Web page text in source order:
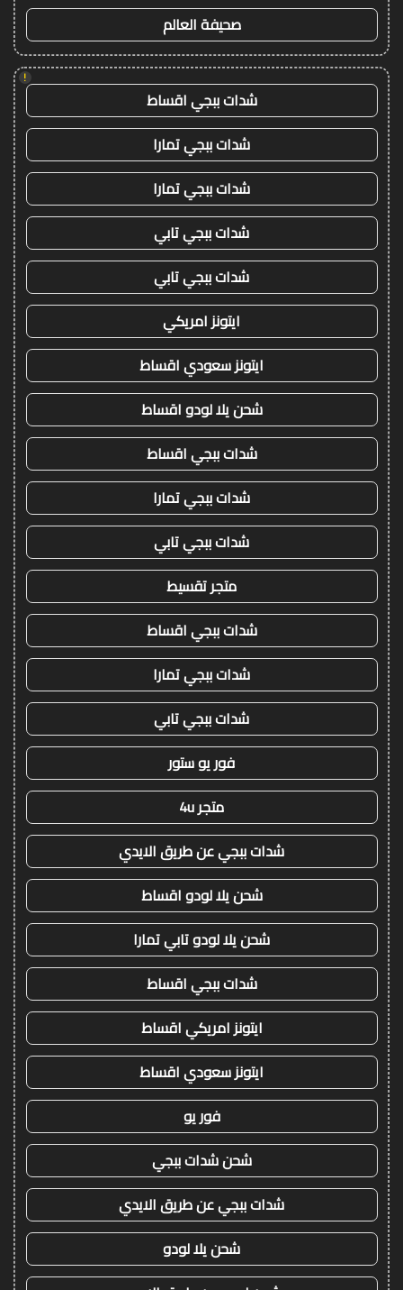
صحيفة العالم
!
شدات ببجي اقساط
شدات ببجي تمارا
شدات ببجي تمارا
شدات ببجي تابي
شدات ببجي تابي
ايتونز امريكي
ايتونز سعودي اقساط
شحن يلا لودو اقساط
شدات ببجي اقساط
شدات ببجي تمارا
شدات ببجي تابي
متجر تقسيط
شدات ببجي اقساط
شدات ببجي تمارا
شدات ببجي تابي
فور يو ستور
متجر 4u
شدات ببجي عن طريق الايدي
شحن يلا لودو اقساط
شحن يلا لودو تابي تمارا
شدات ببجي اقساط
ايتونز امريكي اقساط
ايتونز سعودي اقساط
فور يو
شحن شدات ببجي
شدات ببجي عن طريق الايدي
شحن يلا لودو